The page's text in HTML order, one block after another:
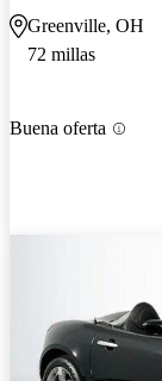
Greenville, OH
72 millas
Buena oferta